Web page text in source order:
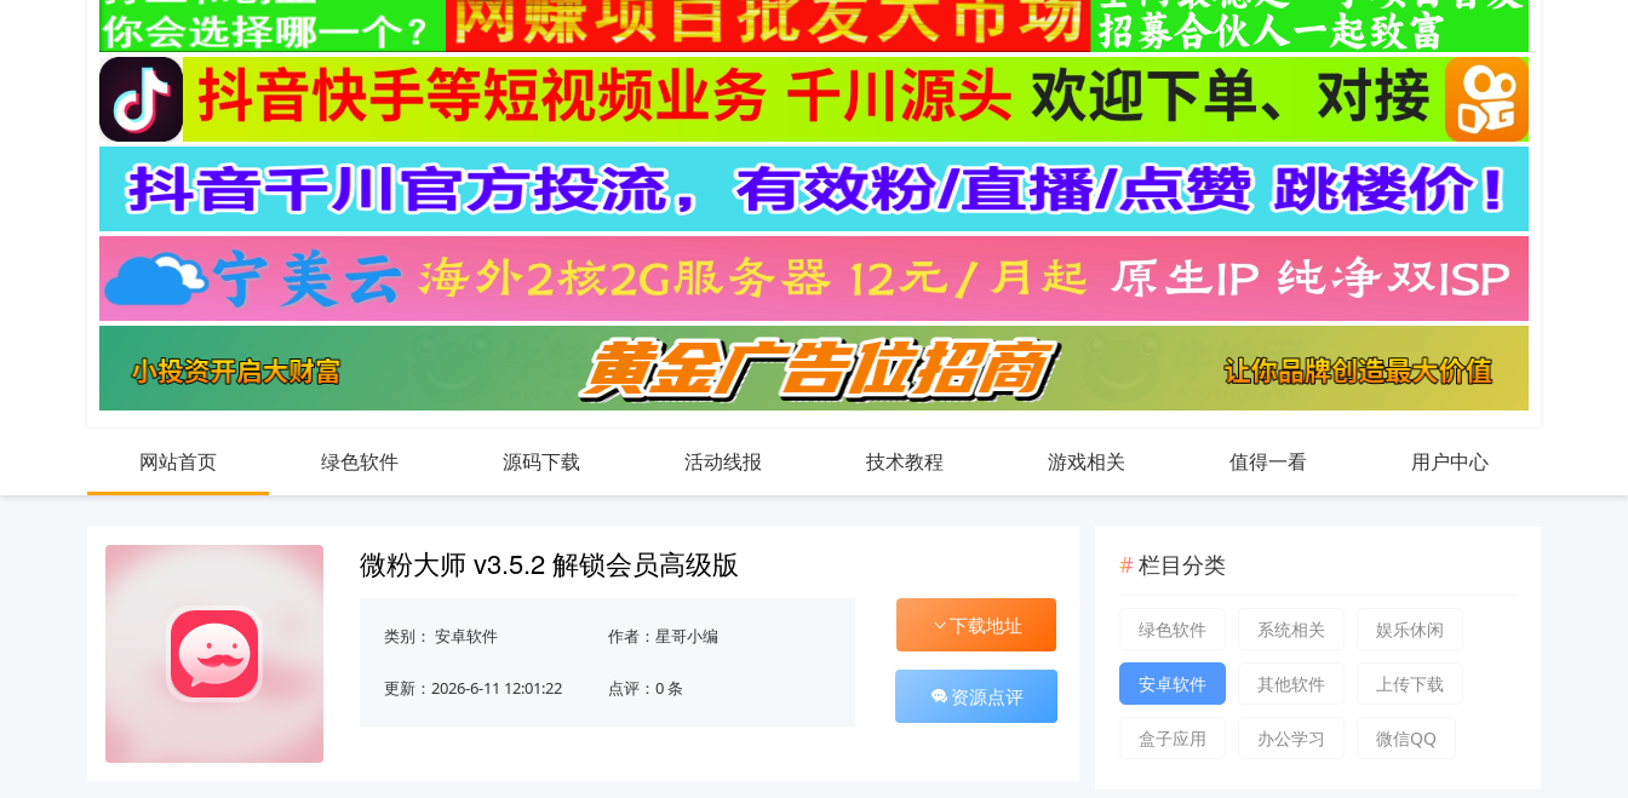
网站首页 绿色软件 源码下载 活动线报 技术教程 游戏相关 值得一看 用户中心
微粉大师 v3.5.2 解锁会员高级版
类别： 安卓软件 作者：星哥小编
更新：2026-6-11 12:01:22 点评：0 条
下载地址
资源点评
栏目分类
绿色软件 系统相关 娱乐休闲
安卓软件 其他软件 上传下载
盒子应用 办公学习 微信QQ